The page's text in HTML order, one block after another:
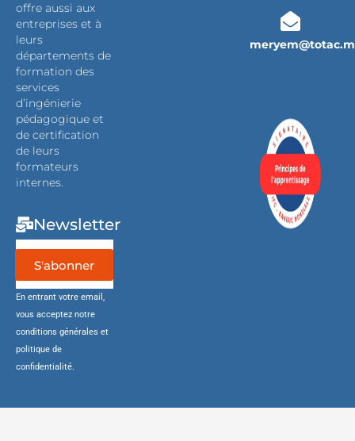
offre aussi aux
entreprises et à
leurs
départements de
formation des
services
d’ingénierie
pédagogique et
de certification
de leurs
formateurs
internes.
Newsletter
S'abonner
En entrant votre email,
vous acceptez notre
conditions générales et
politique de
confidentialité.